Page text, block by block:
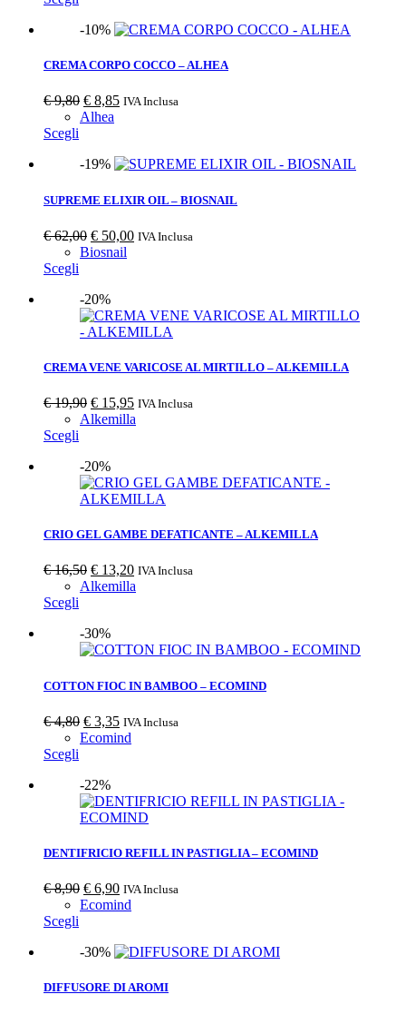
-10%
CREMA CORPO COCCO – ALHEA
€9,80 € 8,85 IVA Inclusa
Alhea
Scegli
-19%
SUPREME ELIXIR OIL – BIOSNAIL
€62,00 € 50,00 IVA Inclusa
Biosnail
Scegli
-20%
CREMA VENE VARICOSE AL MIRTILLO – ALKEMILLA
€19,90 € 15,95 IVA Inclusa
Alkemilla
Scegli
-20%
CRIO GEL GAMBE DEFATICANTE – ALKEMILLA
€16,50 € 13,20 IVA Inclusa
Alkemilla
Scegli
-30%
COTTON FIOC IN BAMBOO – ECOMIND
€4,80 € 3,35 IVA Inclusa
Ecomind
Scegli
-22%
DENTIFRICIO REFILL IN PASTIGLIA – ECOMIND
€8,90 € 6,90 IVA Inclusa
Ecomind
Scegli
-30%
DIFFUSORE DI AROMI